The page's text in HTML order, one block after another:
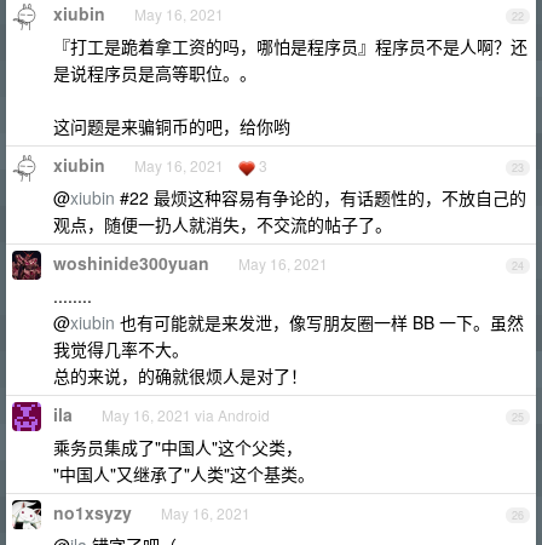
22
xiubin May 16, 2021
『打工是跪着拿工资的吗，哪怕是程序员』程序员不是人啊？还
是说程序员是高等职位。。
这问题是来骗铜币的吧，给你哟
23
xiubin May 16, 2021 3
@xiubin #22 最烦这种容易有争论的，有话题性的，不放自己的
观点，随便一扔人就消失，不交流的帖子了。
24
woshinide300yuan May 16, 2021
........
@xiubin 也有可能就是来发泄，像写朋友圈一样 BB 一下。虽然
我觉得几率不大。
总的来说，的确就很烦人是对了！
25
ila May 16, 2021 via Android
乘务员集成了"中国人"这个父类，
"中国人"又继承了"人类"这个基类。
26
no1xsyzy May 16, 2021